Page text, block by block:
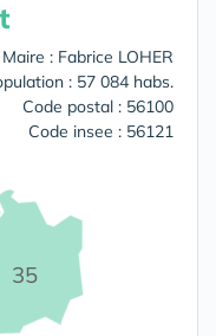
Maire : Fabrice LOHER
: 57 084 habs.
Code postal : 56100
Code insee : 56121
35